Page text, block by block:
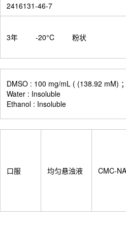
2416131-46-7
3年 -20°C 粉状
DMSO : 100 mg/mL ( (138.92 mM)
Water : Insoluble
Ethanol : Insoluble
口服 均匀悬浊液 CMC-NA